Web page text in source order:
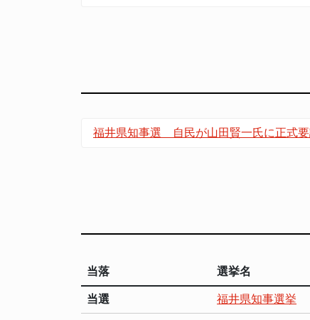
福井県知事選 自民が山田賢一氏に正式
当落 選挙名
当選 福井県知事選挙